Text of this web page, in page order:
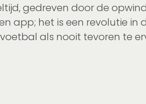
gedreven door de
app; het is een revolutie in
als nooit tevoren te